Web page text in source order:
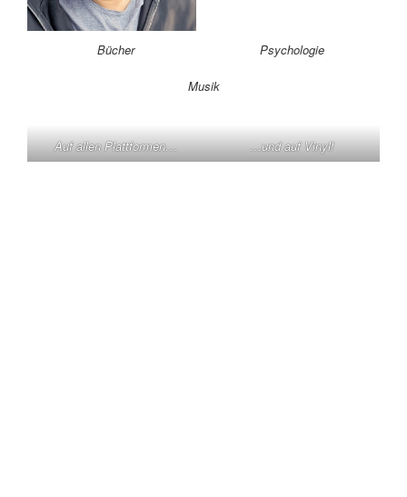
Bücher Psychologie
Musik
Auf allen Plattformen… …und auf Vinyl!